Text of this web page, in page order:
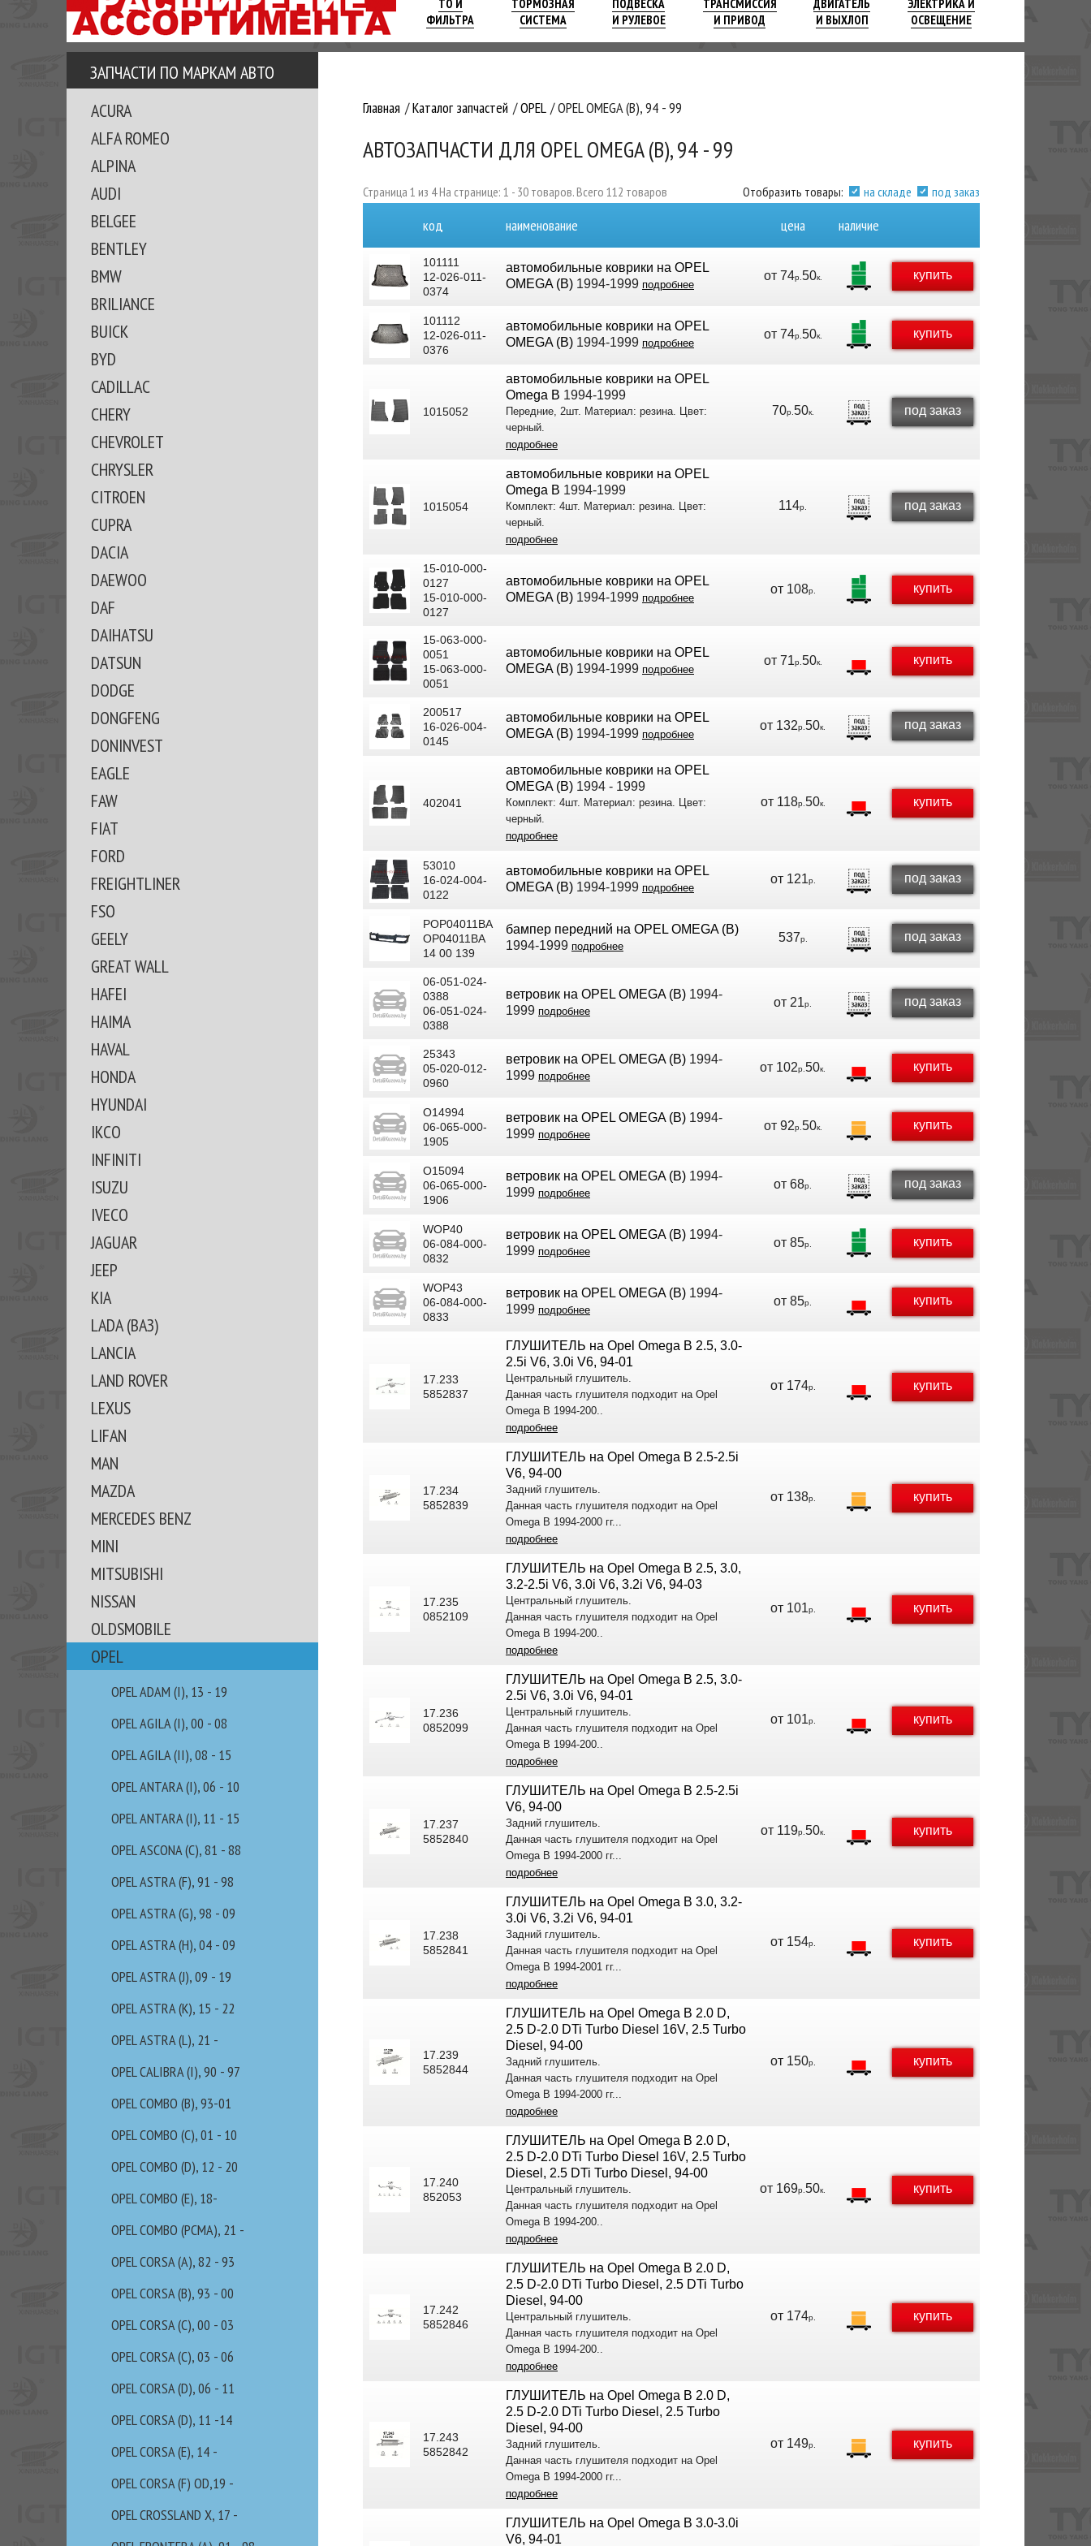
ТО И
ФИЛЬТРА
ТОРМОЗНАЯ
СИСТЕМА
ПОДВЕСКА
И РУЛЕВОЕ
ТРАНСМИССИЯ
И ПРИВОД
ДВИГАТЕЛЬ
И ВЫХЛОП
ЭЛЕКТРИКА И
ОСВЕЩЕНИЕ
ЗАПЧАСТИ ПО МАРКАМ АВТО
ACURA
ALFA ROMEO
ALPINA
AUDI
BELGEE
BENTLEY
BMW
BRILIANCE
BUICK
BYD
CADILLAC
CHERY
CHEVROLET
CHRYSLER
CITROEN
CUPRA
DACIA
DAEWOO
DAF
DAIHATSU
DATSUN
DODGE
DONGFENG
DONINVEST
EAGLE
FAW
FIAT
FORD
FREIGHTLINER
FSO
GEELY
GREAT WALL
HAFEI
HAIMA
HAVAL
HONDA
HYUNDAI
IKCO
INFINITI
ISUZU
IVECO
JAGUAR
JEEP
KIA
LADA (ВАЗ)
LANCIA
LAND ROVER
LEXUS
LIFAN
MAN
MAZDA
MERCEDES BENZ
MINI
MITSUBISHI
NISSAN
OLDSMOBILE
OPEL
OPEL ADAM (I), 13 - 19
OPEL AGILA (I), 00 - 08
OPEL AGILA (II), 08 - 15
OPEL ANTARA (I), 06 - 10
OPEL ANTARA (I), 11 - 15
OPEL ASCONA (C), 81 - 88
OPEL ASTRA (F), 91 - 98
OPEL ASTRA (G), 98 - 09
OPEL ASTRA (H), 04 - 09
OPEL ASTRA (J), 09 - 19
OPEL ASTRA (K), 15 - 22
OPEL ASTRA (L), 21 -
OPEL CALIBRA (I), 90 - 97
OPEL COMBO (B), 93-01
OPEL COMBO (C), 01 - 10
OPEL COMBO (D), 12 - 20
OPEL COMBO (E), 18-
OPEL COMBO (PCMA), 21 -
OPEL CORSA (A), 82 - 93
OPEL CORSA (B), 93 - 00
OPEL CORSA (C), 00 - 03
OPEL CORSA (C), 03 - 06
OPEL CORSA (D), 06 - 11
OPEL CORSA (D), 11 -14
OPEL CORSA (E), 14 -
OPEL CORSA (F) OD,19 -
OPEL CROSSLAND X, 17 -
Главная Каталог запчастей OPEL OPEL OMEGA (B), 94 - 99
АВТОЗАПЧАСТИ ДЛЯ OPEL OMEGA (B), 94 - 99
Страница 1 из 4 На странице: 1 - 30 товаров. Всего 112 товаров Отобразить товары: на складе под заказ
код наименование цена наличие
101111
12-026-011-
0374
автомобильные коврики на OPEL
OMEGA (B) 1994-1999 подробнее
от 74р. 50к. купить
101112
12-026-011-
0376
автомобильные коврики на OPEL
OMEGA (B) 1994-1999 подробнее
от 74р. 50к. купить
1015052
автомобильные коврики на OPEL
Omega B 1994-1999
Передние, 2шт. Материал: резина. Цвет:
черный.
подробнее
70р. 50к. под заказ
1015054
автомобильные коврики на OPEL
Omega B 1994-1999
Комплект: 4шт. Материал: резина. Цвет:
черный.
подробнее
114р. под заказ
15-010-000-
0127
15-010-000-
0127
автомобильные коврики на OPEL
OMEGA (B) 1994-1999 подробнее
от 108р. купить
15-063-000-
0051
15-063-000-
0051
автомобильные коврики на OPEL
OMEGA (B) 1994-1999 подробнее
от 71р. 50к. купить
200517
16-026-004-
0145
автомобильные коврики на OPEL
OMEGA (B) 1994-1999 подробнее
от 132р. 50к. под заказ
402041
автомобильные коврики на OPEL
OMEGA (B) 1994 - 1999
Комплект: 4шт. Материал: резина. Цвет:
черный.
подробнее
от 118р. 50к. купить
53010
16-024-004-
0122
автомобильные коврики на OPEL
OMEGA (B) 1994-1999 подробнее
от 121р. под заказ
POP04011BA
OP04011BA
14 00 139
бампер передний на OPEL OMEGA (B)
1994-1999 подробнее
537р. под заказ
06-051-024-
0388
06-051-024-
0388
ветровик на OPEL OMEGA (B) 1994-
1999 подробнее
от 21р. под заказ
25343
05-020-012-
0960
ветровик на OPEL OMEGA (B) 1994-
1999 подробнее
от 102р. 50к. купить
O14994
06-065-000-
1905
ветровик на OPEL OMEGA (B) 1994-
1999 подробнее
от 92р. 50к. купить
O15094
06-065-000-
1906
ветровик на OPEL OMEGA (B) 1994-
1999 подробнее
от 68р. под заказ
WOP40
06-084-000-
0832
ветровик на OPEL OMEGA (B) 1994-
1999 подробнее
от 85р. купить
WOP43
06-084-000-
0833
ветровик на OPEL OMEGA (B) 1994-
1999 подробнее
от 85р. купить
17.233
5852837
ГЛУШИТЕЛЬ на Opel Omega B 2.5, 3.0-
2.5i V6, 3.0i V6, 94-01
Центральный глушитель.
Данная часть глушителя подходит на Opel
Omega B 1994-200..
подробнее
от 174р. купить
17.234
5852839
ГЛУШИТЕЛЬ на Opel Omega B 2.5-2.5i
V6, 94-00
Задний глушитель.
Данная часть глушителя подходит на Opel
Omega B 1994-2000 гг...
подробнее
от 138р. купить
17.235
0852109
ГЛУШИТЕЛЬ на Opel Omega B 2.5, 3.0,
3.2-2.5i V6, 3.0i V6, 3.2i V6, 94-03
Центральный глушитель.
Данная часть глушителя подходит на Opel
Omega B 1994-200..
подробнее
от 101р. купить
17.236
0852099
ГЛУШИТЕЛЬ на Opel Omega B 2.5, 3.0-
2.5i V6, 3.0i V6, 94-01
Центральный глушитель.
Данная часть глушителя подходит на Opel
Omega B 1994-200..
подробнее
от 101р. купить
17.237
5852840
ГЛУШИТЕЛЬ на Opel Omega B 2.5-2.5i
V6, 94-00
Задний глушитель.
Данная часть глушителя подходит на Opel
Omega B 1994-2000 гг...
подробнее
от 119р. 50к. купить
17.238
5852841
ГЛУШИТЕЛЬ на Opel Omega B 3.0, 3.2-
3.0i V6, 3.2i V6, 94-01
Задний глушитель.
Данная часть глушителя подходит на Opel
Omega B 1994-2001 гг...
подробнее
от 154р. купить
17.239
5852844
ГЛУШИТЕЛЬ на Opel Omega B 2.0 D,
2.5 D-2.0 DTi Turbo Diesel 16V, 2.5 Turbo
Diesel, 94-00
Задний глушитель.
Данная часть глушителя подходит на Opel
Omega B 1994-2000 гг...
подробнее
от 150р. купить
17.240
852053
ГЛУШИТЕЛЬ на Opel Omega B 2.0 D,
2.5 D-2.0 DTi Turbo Diesel 16V, 2.5 Turbo
Diesel, 2.5 DTi Turbo Diesel, 94-00
Центральный глушитель.
Данная часть глушителя подходит на Opel
Omega B 1994-200..
подробнее
от 169р. 50к. купить
17.242
5852846
ГЛУШИТЕЛЬ на Opel Omega B 2.0 D,
2.5 D-2.0 DTi Turbo Diesel, 2.5 DTi Turbo
Diesel, 94-00
Центральный глушитель.
Данная часть глушителя подходит на Opel
Omega B 1994-200..
подробнее
от 174р. купить
17.243
5852842
ГЛУШИТЕЛЬ на Opel Omega B 2.0 D,
2.5 D-2.0 DTi Turbo Diesel, 2.5 Turbo
Diesel, 94-00
Задний глушитель.
Данная часть глушителя подходит на Opel
Omega B 1994-2000 гг...
подробнее
от 149р. купить
ГЛУШИТЕЛЬ на Opel Omega B 3.0-3.0i
V6, 94-01